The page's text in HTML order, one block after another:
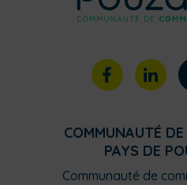
COMMUNAUTÉ
PAYS DE
Communauté de